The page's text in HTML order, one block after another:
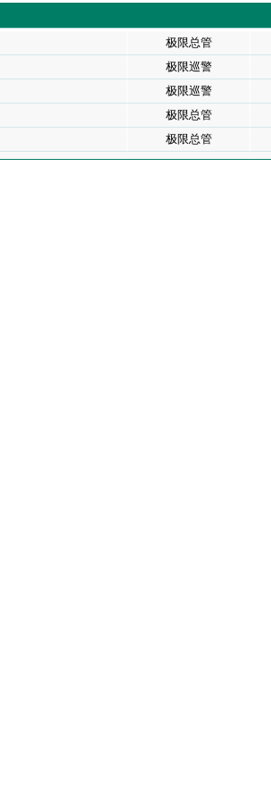
极限总管
极限巡警
极限巡警
极限总管
极限总管